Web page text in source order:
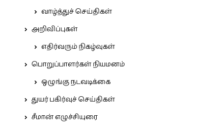
வாழ்த்துச் செய்திகள்
அறிவிப்புகள்
எதிர்வரும் நிகழ்வுகள்
பொறுப்பாளர்கள் நியமனம்
ஒழுங்கு நடவடிக்கை
துயர் பகிர்வுச் செய்திகள்
சீமான் எழுச்சியுரை